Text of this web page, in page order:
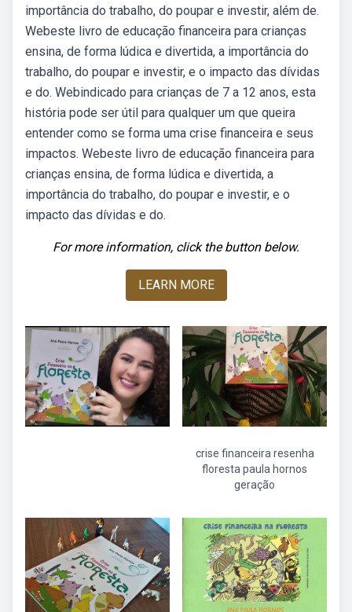
importância do trabalho, do poupar e investir, além de.
Webeste livro de educação financeira para crianças
ensina, de forma lúdica e divertida, a importância do
trabalho, do poupar e investir, e o impacto das dívidas
e do. Webindicado para crianças de 7 a 12 anos, esta
história pode ser útil para qualquer um que queira
entender como se forma uma crise financeira e seus
impactos. Webeste livro de educação financeira para
crianças ensina, de forma lúdica e divertida, a
importância do trabalho, do poupar e investir, e o
impacto das dívidas e do.
For more information, click the button below.
LEARN MORE
crise financeira resenha
floresta paula hornos
geração